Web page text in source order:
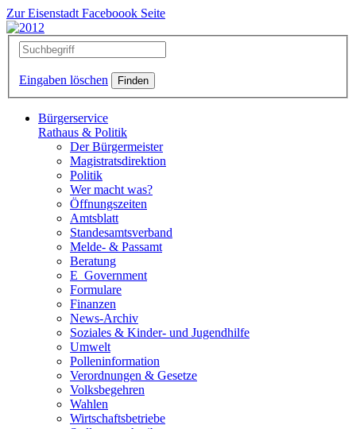
Zur Eisenstadt Faceboook Seite
Eingaben löschen
Bürgerservice
Rathaus & Politik
Der Bürgermeister
Magistratsdirektion
Politik
Wer macht was?
Öffnungszeiten
Amtsblatt
Standesamtsverband
Melde- & Passamt
Beratung
E_Government
Formulare
Finanzen
News-Archiv
Soziales & Kinder- und Jugendhilfe
Umwelt
Polleninformation
Verordnungen & Gesetze
Volksbegehren
Wahlen
Wirtschaftsbetriebe